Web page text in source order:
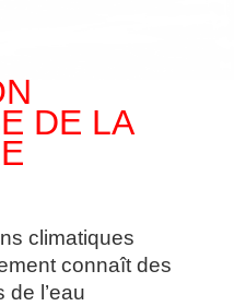
DE LA
climatiques
connaît des
l’eau